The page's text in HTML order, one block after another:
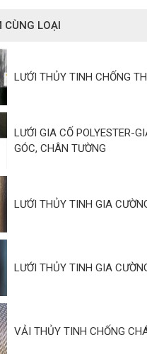
LOẠI
LƯỚI THỦY TINH CHỐNG
LƯỚI GIA CỐ POLYESTER-
GÓC, CHÂN TƯỜNG
LƯỚI THỦY TINH GIA
LƯỚI THỦY TINH GIA
VẢI THỦY TINH CHỐNG